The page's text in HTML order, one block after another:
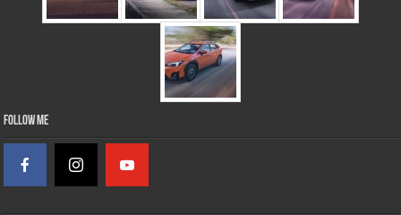
Follow Me